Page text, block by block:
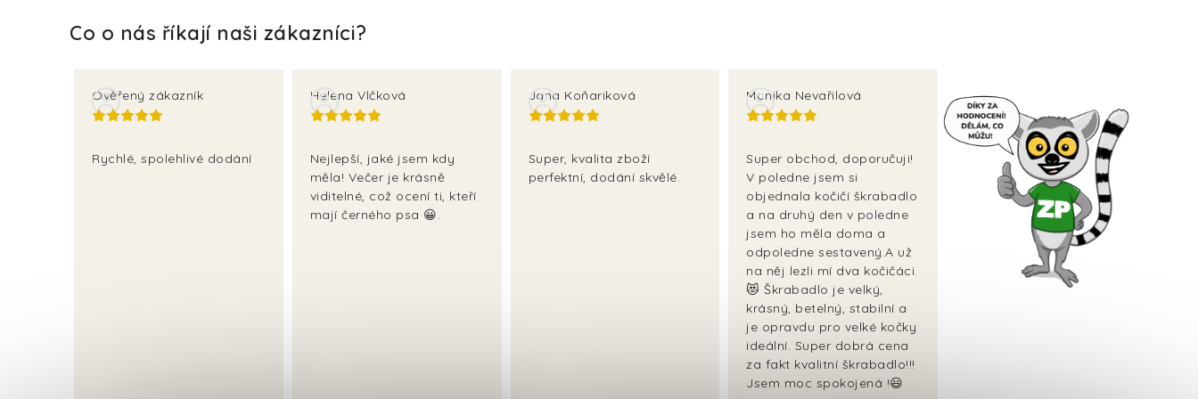
Ověřený zákazník
Rychlé, spolehlivé dodání
Helena Vlčková
Nejlepší, jaké jsem kdy
měla! Večer je krásně
viditelné, což ocení ti, kteří
mají černého psa 😀.
Jana Koňariková
Super, kvalita zboží
perfektní, dodání skvělé.
Monika Nevařilová
Super obchod, doporučuji!
V poledne jsem si
objednala kočičí škrabadlo
a na druhý den v poledne
jsem ho měla doma a
odpoledne sestavený.A už
na něj lezli mí dva kočičáci.
😻 Škrabadlo je velký,
krásný, betelný, stabilní a
je opravdu pro velké kočky
ideální. Super dobrá cena
za fakt kvalitní škrabadlo!!!
Jsem moc spokojená !😃